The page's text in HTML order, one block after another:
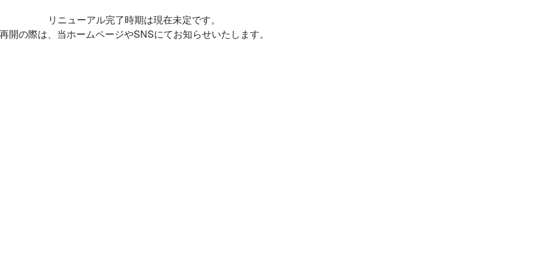
リニューアル完了時期は現在未定です。
再開の際は、当ホームページやSNSにてお知らせいたします。